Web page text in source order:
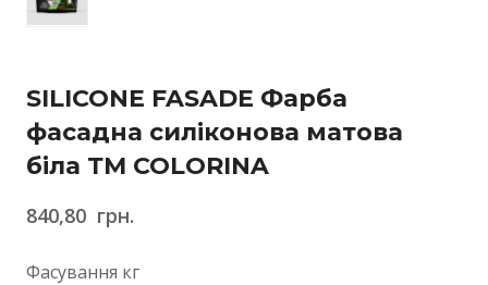
SILICONE FASADE Фарба
фасадна силіконова матова
біла ТМ COLORINA
840,80  грн.
Фасування кг